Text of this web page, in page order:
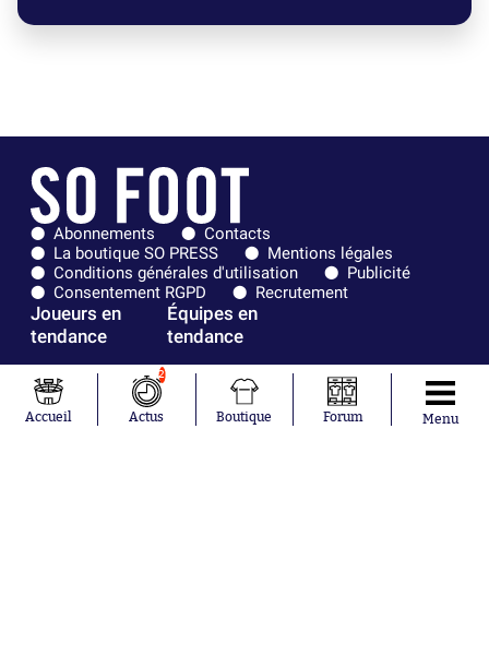
Abonnements
Contacts
La boutique SO PRESS
Mentions légales
Conditions générales d'utilisation
Publicité
Consentement RGPD
Recrutement
Joueurs en
tendance
Mohamed
Salah
Mykhailo
Équipes en
tendance
Chelsea
Paris Saint-
Germain
Accueil
2
Actus Boutique Forum Menu